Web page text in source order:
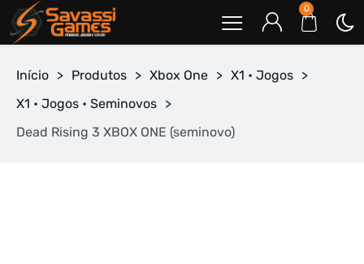
0
Início > Produtos > Xbox One > X1 • Jogos >
X1 • Jogos • Seminovos >
Dead Rising 3 XBOX ONE (seminovo)